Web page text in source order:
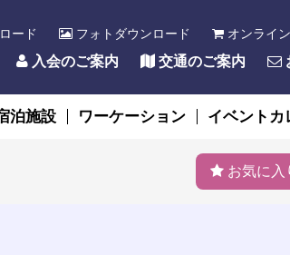
ード フォトダウンロード オンライ
入会のご案内 交通のご案内
泊施設 ワーケーション イベントカ
お気に入